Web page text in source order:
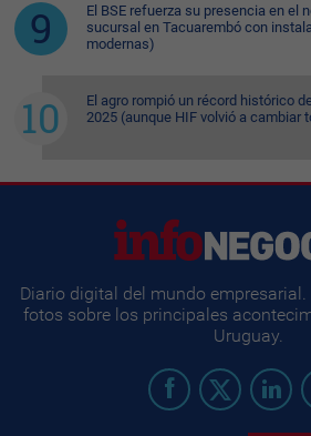
El BSE refuerza su presencia en el
sucursal en Tacuarembó con
modernas)
El agro rompió un récord histórico
2025 (aunque HIF volvió a
Diario digital del mundo
fotos sobre los principales
Uruguay.